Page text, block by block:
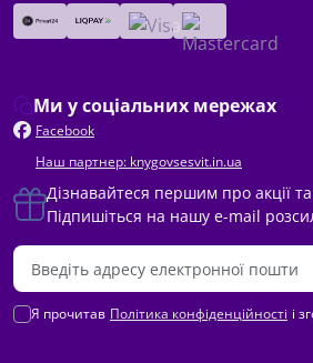
Ми у соціальних мережах
Facebook
Наш партнер: knygovsesvit.in.ua
Дізнавайтеся першим про акції
Підпишіться на нашу e-mail
Я прочитав Політика конфіденційності і